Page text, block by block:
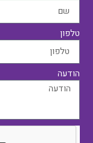
טלפון
הודעה